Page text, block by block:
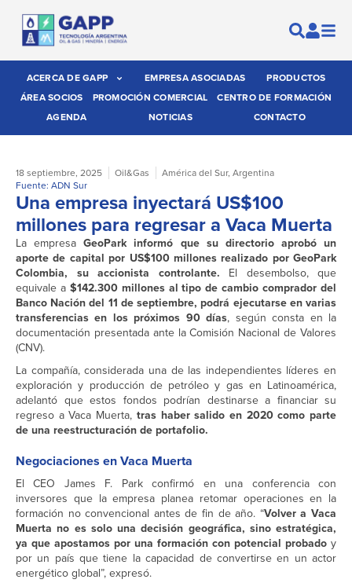
ACERCA DE GAPP EMPRESA ASOCIADAS
PRODUCTOS
ÁREA SOCIOS
PROMOCIÓN COMERCIAL
CENTRO DE FORMACIÓN
AGENDA
NOTICIAS CONTACTO
18 septiembre, 2025 Oil&Gas América del Sur, Argentina
Fuente: ADN Sur
Una empresa inyectará US$100
millones para regresar a Vaca Muerta
La empresaGeoPark informó que su directorio aprobó un
aporte de capital por US$100 millones realizado por GeoPark
Colombia, su accionista controlante. El desembolso, que
equivale a $142.300 millones al tipo de cambio comprador del
Banco Nación del 11 de septiembre, podrá ejecutarse en varias
transferencias en los próximos 90 días, según consta en la
documentación presentada ante la Comisión Nacional de Valores
(CNV).
La compañía, considerada una de las independientes líderes en
exploración y producción de petróleo y gas en Latinoamérica,
adelantó que estos fondos podrían destinarse a financiar su
regreso a Vaca Muerta, tras haber salido en 2020 como parte
de una reestructuración de portafolio.
Negociaciones en Vaca Muerta
El CEO James F. Park confirmó en una conferencia con
inversores que la empresa planea retomar operaciones en la
formación no convencional antes de fin de año. “Volver a Vaca
Muerta no es solo una decisión geográfica, sino estratégica,
ya que apostamos por una formación con potencial probado y
por un país que tiene la capacidad de convertirse en un actor
energético global”, expresó.